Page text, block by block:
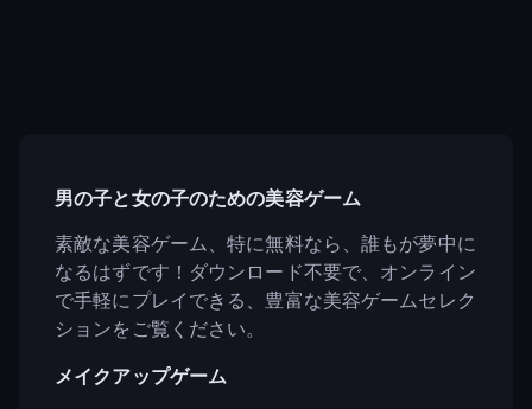
男の子と女の子のための美容ゲーム
素敵な美容ゲーム、特に無料なら、誰もが夢中に
なるはずです！ダウンロード不要で、オンライン
で手軽にプレイできる、豊富な美容ゲームセレク
ションをご覧ください。
メイクアップゲーム